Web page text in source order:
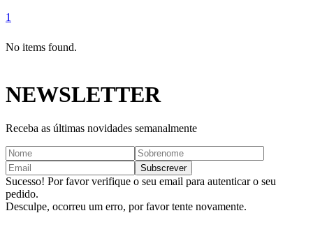
1
No items found.
NEWSLETTER
Receba as últimas novidades semanalmente
Sucesso! Por favor verifique o seu email para autenticar o seu
pedido.
Desculpe, ocorreu um erro, por favor tente novamente.